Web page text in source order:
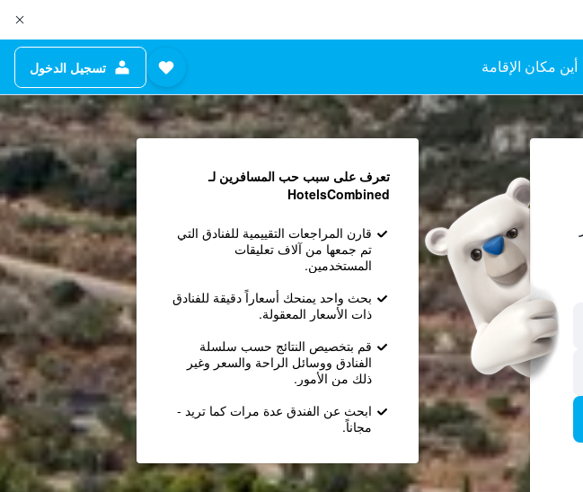
أين مكان الإقامة تسجيل الدخول
تعرف على سبب حب المسافرين لـ
HotelsCombined
قارن المراجعات التقييمية للفنادق التي
تم جمعها من آلاف تعليقات
المستخدمين.
بحث واحد يمنحك أسعاراً دقيقة للفنادق
ذات الأسعار المعقولة.
قم بتخصيص النتائج حسب سلسلة
الفنادق ووسائل الراحة والسعر وغير
ذلك من الأمور.
ابحث عن الفندق عدة مرات كما تريد -
مجاناً.